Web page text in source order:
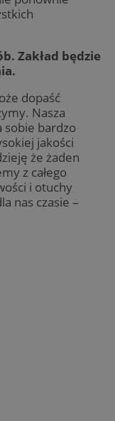
Zakład będzie
dopaść
Nasza
sobie bardzo
jakości
że żaden
z całego
i otuchy
nas czasie –